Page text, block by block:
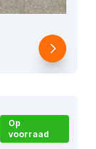
Op
voorraad